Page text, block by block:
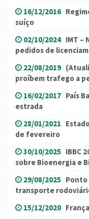
16/12/2016
suíço
02/10/2024 IMT –
pedidos de
22/08/2019
proíbem trafego a
16/02/2017 País
estrada
28/01/2021
de fevereiro
30/10/2025 IBBC
sobre Bioenergia e
29/08/2025 Ponto
transporte
15/12/2020